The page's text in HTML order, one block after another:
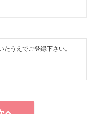
たうえでご登録下さい。